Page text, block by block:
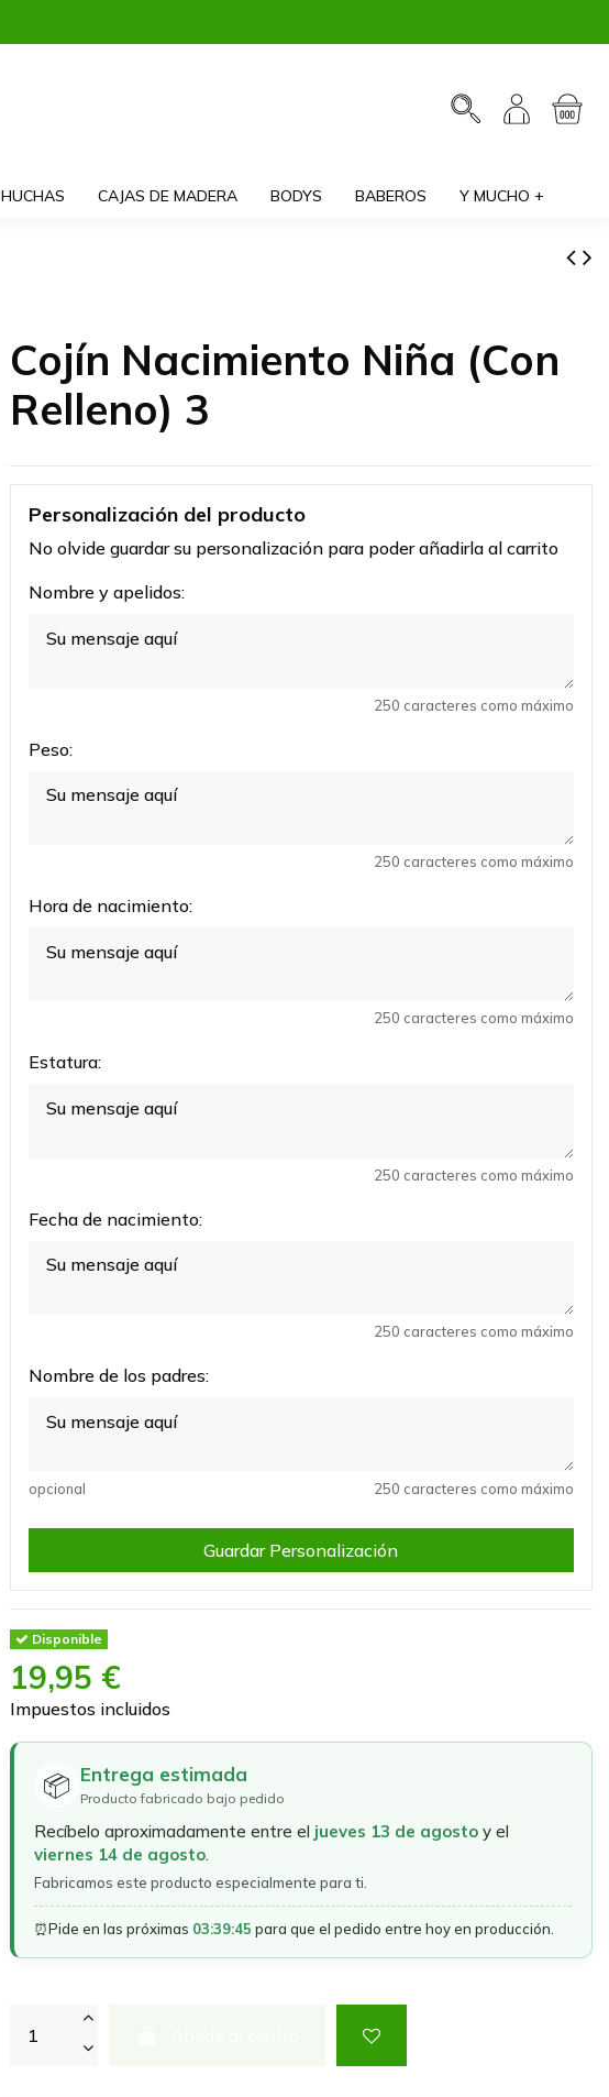
HUCHAS CAJAS DE MADERA BODYS BABEROS Y MUCHO +
Cojín Nacimiento Niña (Con
Relleno) 3
Personalización del producto
No olvide guardar su personalización para poder añadirla al carrito
Nombre y apelidos:
250 caracteres como máximo
Peso:
250 caracteres como máximo
Hora de nacimiento:
250 caracteres como máximo
Estatura:
250 caracteres como máximo
Fecha de nacimiento:
250 caracteres como máximo
Nombre de los padres:
opcional 250 caracteres como máximo
Guardar Personalización
Disponible
19,95 €
Impuestos incluidos
📦 Entrega estimada
Producto fabricado bajo pedido
Recíbelo aproximadamente entre el jueves 13 de agostoy el
viernes 14 de agosto.
Fabricamos este producto especialmente para ti.
⏰Pide en las próximas 03:39:44 para que el pedido entre hoy en producción.